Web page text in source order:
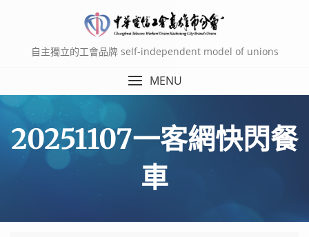
自主獨立的工會品牌 self-independent model of unions
MENU
20251107一客網快閃餐
車